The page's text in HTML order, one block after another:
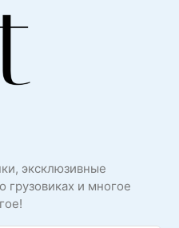
эксклюзивные
грузовиках и многое